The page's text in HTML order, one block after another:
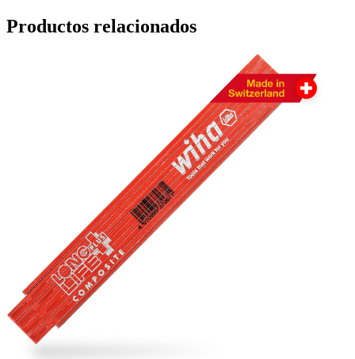
Productos relacionados